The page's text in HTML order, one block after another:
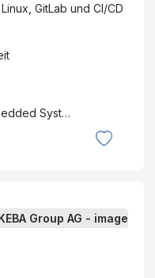
GitLab und CI/CD
Systems